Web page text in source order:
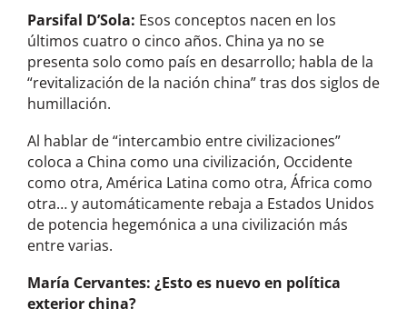
Parsifal D’Sola: Esos conceptos nacen en los
últimos cuatro o cinco años. China ya no se
presenta solo como país en desarrollo; habla de la
“revitalización de la nación china” tras dos siglos de
humillación.
Al hablar de “intercambio entre civilizaciones”
coloca a China como una civilización, Occidente
como otra, América Latina como otra, África como
otra… y automáticamente rebaja a Estados Unidos
de potencia hegemónica a una civilización más
entre varias.
María Cervantes: ¿Esto es nuevo en política
exterior china?